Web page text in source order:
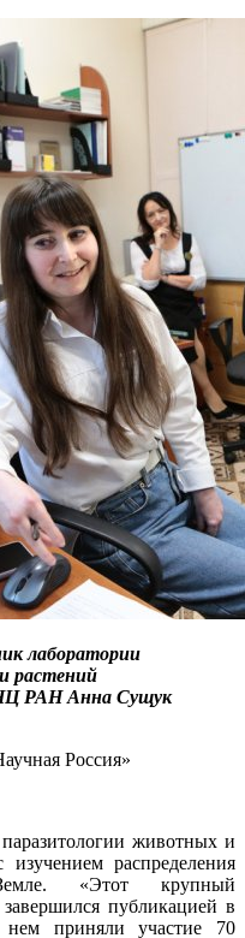
лаборатории
растений
РАН Анна Сущук
Россия»
животных и
распределения
«Этот крупный
публикацией в
приняли участие 70